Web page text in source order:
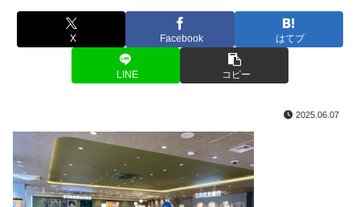
X Facebook はてブ
LINE コピー
2025.06.07